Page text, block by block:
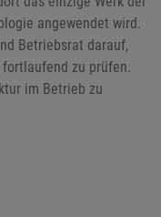
angewendet wird.
Betriebsrat darauf,
zu prüfen.
im Betrieb zu